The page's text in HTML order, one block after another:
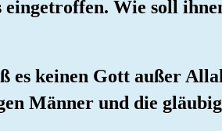
Wie soll
es keinen Gott außer
Männer und die